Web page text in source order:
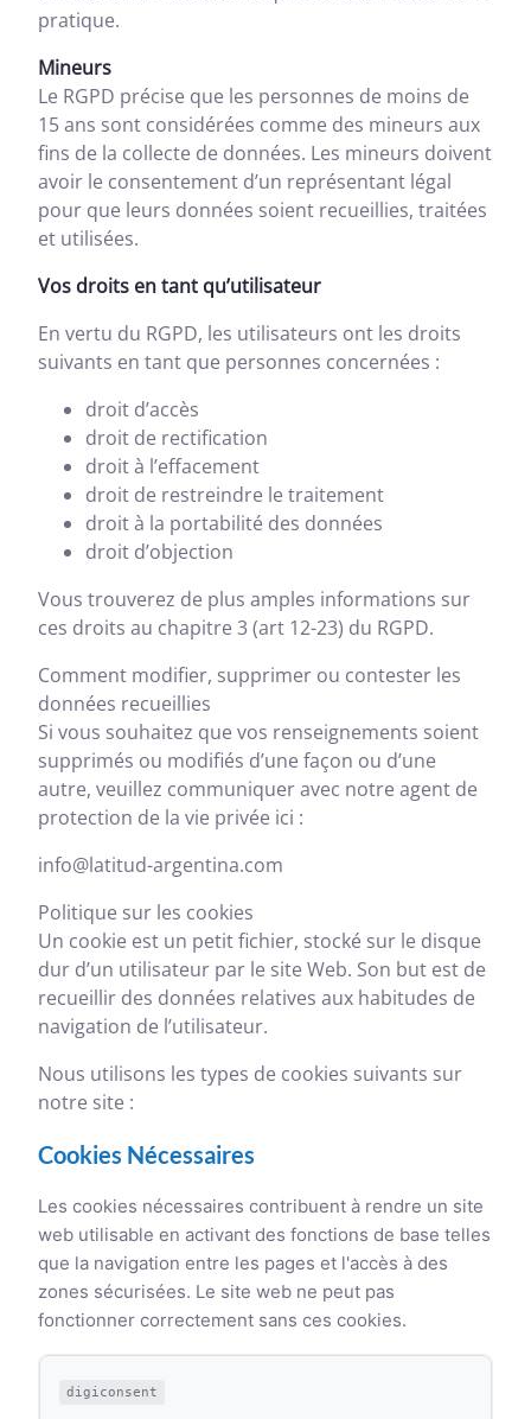
pratique.
Mineurs
Le RGPD précise que les personnes de moins de
15 ans sont considérées comme des mineurs aux
fins de la collecte de données. Les mineurs doivent
avoir le consentement d’un représentant légal
pour que leurs données soient recueillies, traitées
et utilisées.
Vos droits en tant qu’utilisateur
En vertu du RGPD, les utilisateurs ont les droits
suivants en tant que personnes concernées :
droit d’accès
droit de rectification
droit à l’effacement
droit de restreindre le traitement
droit à la portabilité des données
droit d’objection
Vous trouverez de plus amples informations sur
ces droits au chapitre 3 (art 12-23) du RGPD.
Comment modifier, supprimer ou contester les
données recueillies
Si vous souhaitez que vos renseignements soient
supprimés ou modifiés d’une façon ou d’une
autre, veuillez communiquer avec notre agent de
protection de la vie privée ici :
info@latitud-argentina.com
Politique sur les cookies
Un cookie est un petit fichier, stocké sur le disque
dur d’un utilisateur par le site Web. Son but est de
recueillir des données relatives aux habitudes de
navigation de l’utilisateur.
Nous utilisons les types de cookies suivants sur
notre site :
Cookies Nécessaires
Les cookies nécessaires contribuent à rendre un site
web utilisable en activant des fonctions de base telles
que la navigation entre les pages et l'accès à des
zones sécurisées. Le site web ne peut pas
fonctionner correctement sans ces cookies.
digiconsent